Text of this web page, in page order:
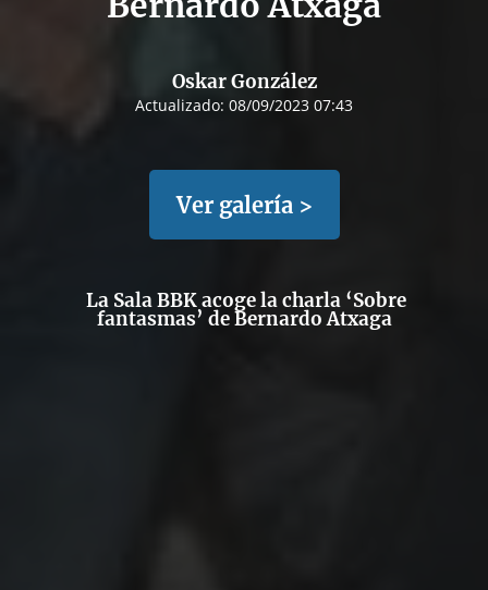
Oskar González
Actualizado: 08/09/2023 07:43
Ver galería >
La Sala BBK acoge la charla ‘Sobre
fantasmas’ de Bernardo Atxaga